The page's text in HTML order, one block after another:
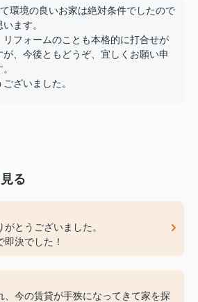
環境の良いお家は絶対条件でしたので
ます。
リフォームのことも本格的に打合せが
が、今後ともどうぞ、宜しくお願い申
ざいました。
る
がとうございました。
決でした！
、今の賃貸が手狭になってきて家を探